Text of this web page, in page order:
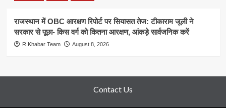
राजस्थान में OBC आरक्षण रिपोर्ट पर सियासत तेज: टीकाराम जूली ने
सरकार से पूछा- किस वर्ग को कितना आरक्षण, आंकड़े सार्वजनिक करें
R.Khabar Team August 8, 2026
Contact Us